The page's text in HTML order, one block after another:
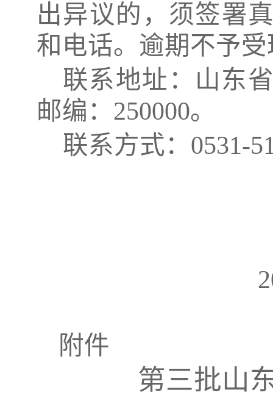
出异议的，须签署
和电话。逾期不予
联系地址：山东
邮编： 250000。
联系方式： 0531-
附件
第三批山